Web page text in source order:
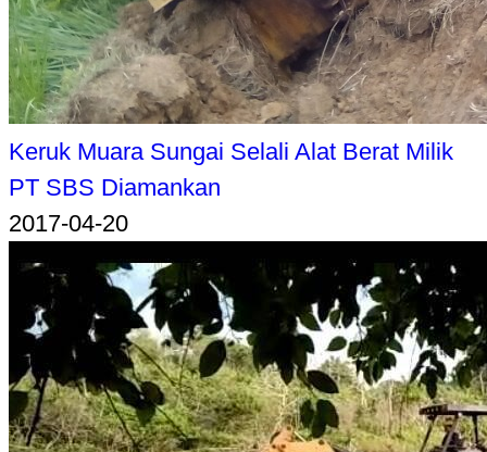
Keruk Muara Sungai Selali Alat Berat Milik
PT SBS Diamankan
2017-04-20